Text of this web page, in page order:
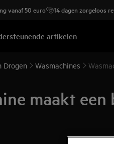
vanaf 50 euro 14 dagen zorgeloos
artikelen
Drogen Wasmachines
maakt